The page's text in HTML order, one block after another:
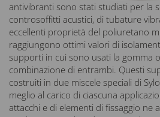
antivibranti sono stati studiati per la
controsoffitti acustici, di tubature
eccellenti proprietà del poliuretano
raggiungono ottimi valori di
supporti in cui sono usati la gomma
combinazione di entrambi. Questi
costruiti in due miscele speciali di
meglio al carico di ciascuna
attacchi e di elementi di fissaggio ne